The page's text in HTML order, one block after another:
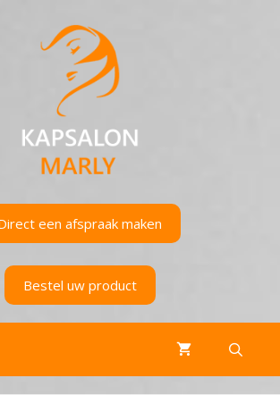
een afspraak maken
Bestel uw product